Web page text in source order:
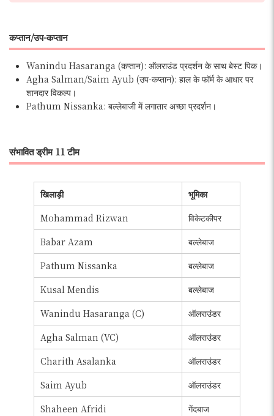
कप्तान/उप-कप्तान
Wanindu Hasaranga (कप्तान): ऑलराउंड प्रदर्शन के साथ बेस्ट पिक।
Agha Salman/Saim Ayub (उप-कप्तान): हाल के फॉर्म के आधार पर
शानदार विकल्प।
Pathum Nissanka: बल्लेबाजी में लगातार अच्छा प्रदर्शन।
संभावित ड्रीम 11 टीम
खिलाड़ी
भूमिका
Mohammad Rizwan
विकेटकीपर
Babar Azam
बल्लेबाज
Pathum Nissanka
बल्लेबाज
Kusal Mendis
बल्लेबाज
Wanindu Hasaranga (C)
ऑलराउंडर
Agha Salman (VC)
ऑलराउंडर
Charith Asalanka
ऑलराउंडर
Saim Ayub
ऑलराउंडर
Shaheen Afridi
गेंदबाज